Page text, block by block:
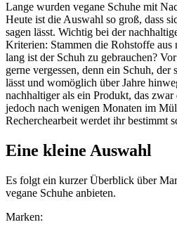
Lange wurden vegane Schuhe mit
Heute ist die Auswahl so groß, dass
sagen lässt. Wichtig bei der
Kriterien: Stammen die Rohstoffe
lang ist der Schuh zu gebrauchen?
gerne vergessen, denn ein Schuh,
lässt und womöglich über Jahre
nachhaltiger als ein Produkt, das
jedoch nach wenigen Monaten im
Recherchearbeit werdet ihr bestimmt
Eine kleine Auswahl
Es folgt ein kurzer Überblick über
vegane Schuhe anbieten.
Marken: